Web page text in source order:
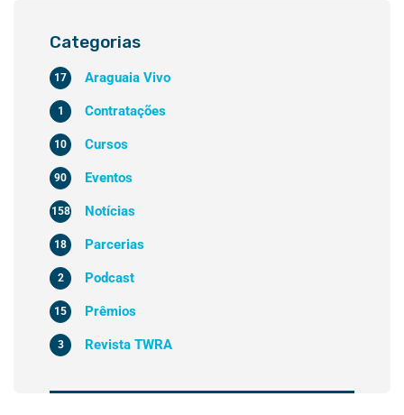
Categorias
Araguaia Vivo
17
Contratações
1
Cursos
10
Eventos
90
Notícias
158
Parcerias
18
Podcast
2
Prêmios
15
Revista TWRA
3